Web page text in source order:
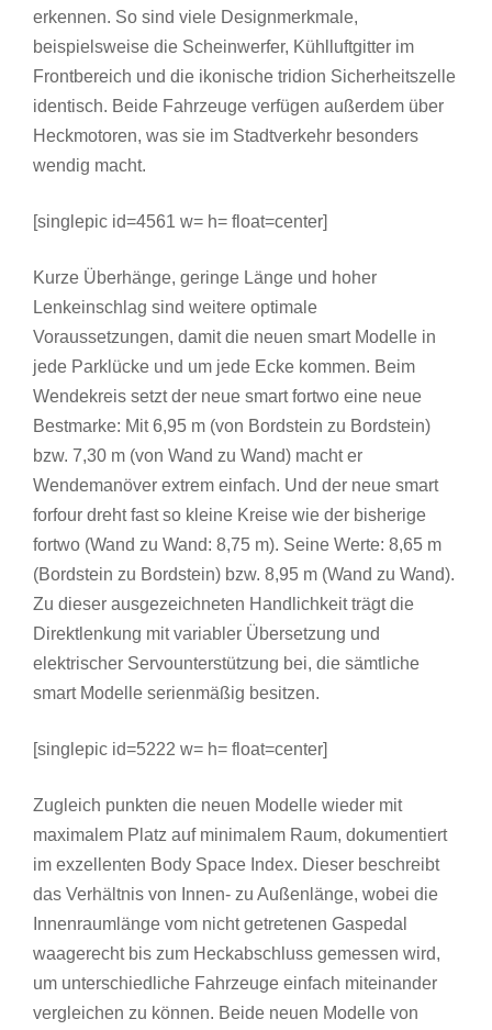
erkennen. So sind viele Designmerkmale,
beispielsweise die Scheinwerfer, Kühlluftgitter im
Frontbereich und die ikonische tridion Sicherheitszelle
identisch. Beide Fahrzeuge verfügen außerdem über
Heckmotoren, was sie im Stadtverkehr besonders
wendig macht.
[singlepic id=4561 w= h= float=center]
Kurze Überhänge, geringe Länge und hoher
Lenkeinschlag sind weitere optimale
Voraussetzungen, damit die neuen smart Modelle in
jede Parklücke und um jede Ecke kommen. Beim
Wendekreis setzt der neue smart fortwo eine neue
Bestmarke: Mit 6,95 m (von Bordstein zu Bordstein)
bzw. 7,30 m (von Wand zu Wand) macht er
Wendemanöver extrem einfach. Und der neue smart
forfour dreht fast so kleine Kreise wie der bisherige
fortwo (Wand zu Wand: 8,75 m). Seine Werte: 8,65 m
(Bordstein zu Bordstein) bzw. 8,95 m (Wand zu Wand).
Zu dieser ausgezeichneten Handlichkeit trägt die
Direktlenkung mit variabler Übersetzung und
elektrischer Servounterstützung bei, die sämtliche
smart Modelle serienmäßig besitzen.
[singlepic id=5222 w= h= float=center]
Zugleich punkten die neuen Modelle wieder mit
maximalem Platz auf minimalem Raum, dokumentiert
im exzellenten Body Space Index. Dieser beschreibt
das Verhältnis von Innen- zu Außenlänge, wobei die
Innenraumlänge vom nicht getretenen Gaspedal
waagerecht bis zum Heckabschluss gemessen wird,
um unterschiedliche Fahrzeuge einfach miteinander
vergleichen zu können. Beide neuen Modelle von